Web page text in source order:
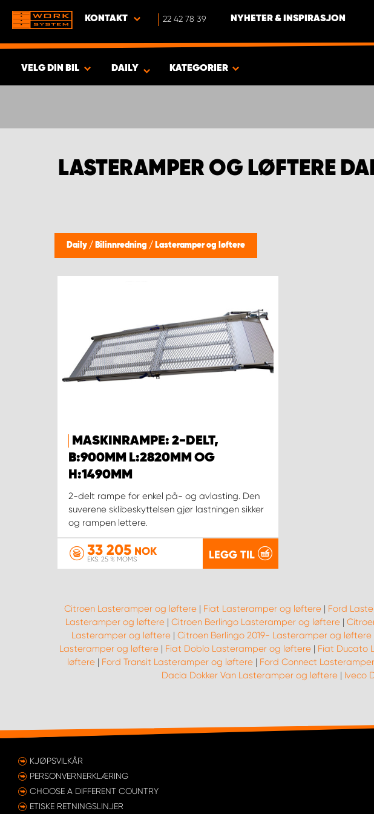
KONTAKT 22 42 78 39 NYHETER & INSPIRASJON
VELG DIN BIL DAILY KATEGORIER
LASTERAMPER OG LØFTERE
Daily / Bilinnredning / Lasteramper og løftere
MASKINRAMPE: 2-DELT,
B:900MM L:2820MM OG
H:1490MM
2-delt rampe for enkel på- og avlasting. Den
suverene sklibeskyttelsen gjør lastningen sikker
og rampen lettere.
33 205 NOK
EKS. 25 % MOMS LEGG TIL
Citroen Lasteramper og løftere| Fiat Lasteramper og løftere| Ford
Lasteramper og løftere| Citroen Berlingo Lasteramper og løftere|
Lasteramper og løftere| Citroen Berlingo 2019- Lasteramper og løftere
Lasteramper og løftere | Fiat Doblo Lasteramper og løftere | Fiat Ducato
løftere | Ford Transit Lasteramper og løftere | Ford Connect
Dacia Dokker Van Lasteramper og løftere | Iveco
KJØPSVILKÅR
PERSONVERNERKLÆRING
CHOOSE A DIFFERENT COUNTRY
ETISKE RETNINGSLINJER